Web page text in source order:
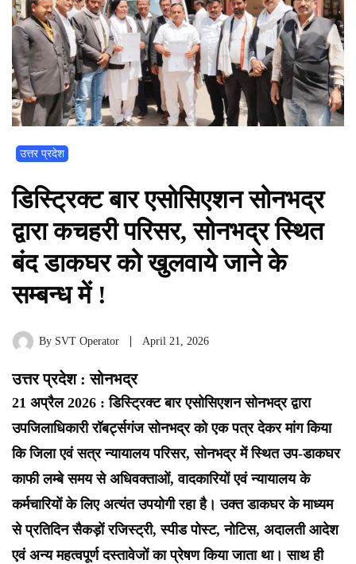
उत्तर प्रदेश
डिस्ट्रिक्ट बार एसोसिएशन सोनभद्र
द्वारा कचहरी परिसर, सोनभद्र स्थित
बंद डाकघर को खुलवाये जाने के
सम्बन्ध में !
By SVT Operator April 21, 2026
उत्तर प्रदेश : सोनभद्र
21 अप्रैल 2026 : डिस्ट्रिक्ट बार एसोसिएशन सोनभद्र द्वारा
उपजिलाधिकारी रॉबर्ट्सगंज सोनभद्र को एक पत्र देकर मांग किया
कि जिला एवं सत्र न्यायालय परिसर, सोनभद्र में स्थित उप-डाकघर
काफी लम्बे समय से अधिवक्ताओं, वादकारियों एवं न्यायालय के
कर्मचारियों के लिए अत्यंत उपयोगी रहा है। उक्त डाकघर के माध्यम
से प्रतिदिन सैकड़ों रजिस्ट्री, स्पीड पोस्ट, नोटिस, अदालती आदेश
एवं अन्य महत्वपूर्ण दस्तावेजों का प्रेषण किया जाता था। साथ ही